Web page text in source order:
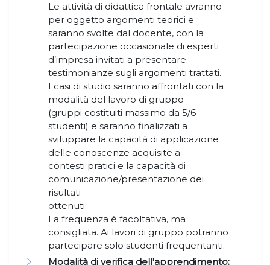
Le attività di didattica frontale avranno
per oggetto argomenti teorici e
saranno svolte dal docente, con la
partecipazione occasionale di esperti
d’impresa invitati a presentare
testimonianze sugli argomenti trattati.
I casi di studio saranno affrontati con la
modalità del lavoro di gruppo
(gruppi costituiti massimo da 5/6
studenti) e saranno finalizzati a
sviluppare la capacità di applicazione
delle conoscenze acquisite a
contesti pratici e la capacità di
comunicazione/presentazione dei
risultati
ottenuti
La frequenza è facoltativa, ma
consigliata. Ai lavori di gruppo potranno
partecipare solo studenti frequentanti.
Modalità di verifica dell'apprendimento: